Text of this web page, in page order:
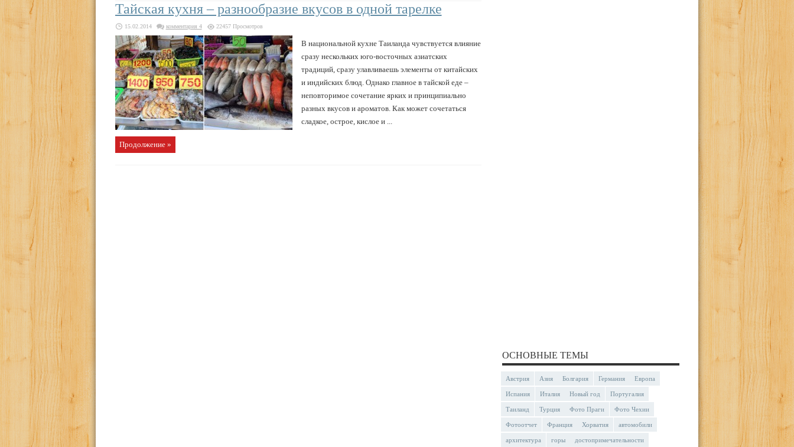
Тайская кухня – разнообразие вкусов в одной тарелке
15.02.2014 комментария 4 22457 Просмотров
В национальной кухне Таиланда чувствуется влияние
сразу нескольких юго-восточных азиатских
традиций, сразу улавливаешь элементы от китайских
и индийских блюд. Однако главное в тайской еде –
неповторимое сочетание ярких и принципиально
разных вкусов и ароматов. Как может сочетаться
сладкое, острое, кислое и ...
Продолжение »
ОСНОВНЫЕ ТЕМЫ
Австрия Азия Болгария Германия Европа
Испания Италия Новый год Португалия
Таиланд Турция Фото Праги Фото Чехии
Фотоотчет Франция Хорватия автомобили
архитектура горы достопримечательности